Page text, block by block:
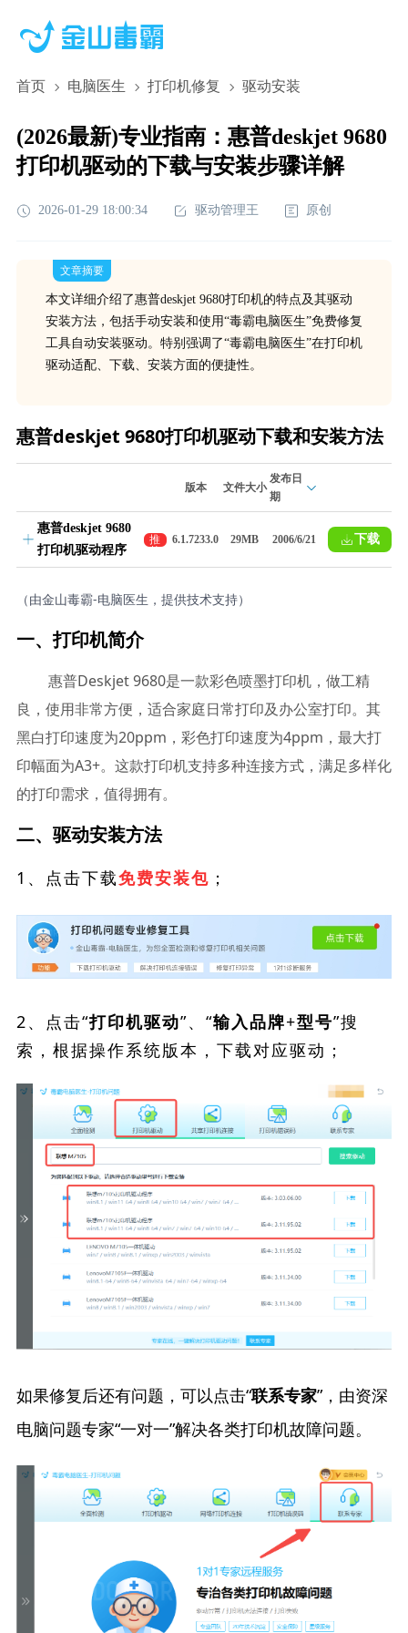
首页 电脑医生 打印机修复 驱动安装
(2026最新)专业指南：惠普deskjet 9680
打印机驱动的下载与安装步骤详解
2026-01-29 18:00:34 驱动管理王 原创
文章摘要
本文详细介绍了惠普deskjet 9680打印机的特点及其驱动
安装方法，包括手动安装和使用“毒霸电脑医生”免费修复
工具自动安装驱动。特别强调了“毒霸电脑医生”在打印机
驱动适配、下载、安装方面的便捷性。
惠普deskjet 9680打印机驱动下载和安装方法
版本 文件大小
发布日
期
惠普deskjet 9680
打印机驱动程序
推
荐
6.1.7233.0 29MB 2006/6/21 下载
（由金山毒霸-电脑医生，提供技术支持）
一、打印机简介
惠普Deskjet 9680是一款彩色喷墨打印机，做工精
良，使用非常方便，适合家庭日常打印及办公室打印。其
黑白打印速度为20ppm，彩色打印速度为4ppm，最大打
印幅面为A3+。这款打印机支持多种连接方式，满足多样化
的打印需求，值得拥有。
二、驱动安装方法
1、点击下载免费安装包 ；
2、点击“打印机驱动”、“输入品牌+型号”搜
索，根据操作系统版本，下载对应驱动；
如果修复后还有问题，可以点击“联系专家”，由资深
电脑问题专家“一对一”解决各类打印机故障问题。